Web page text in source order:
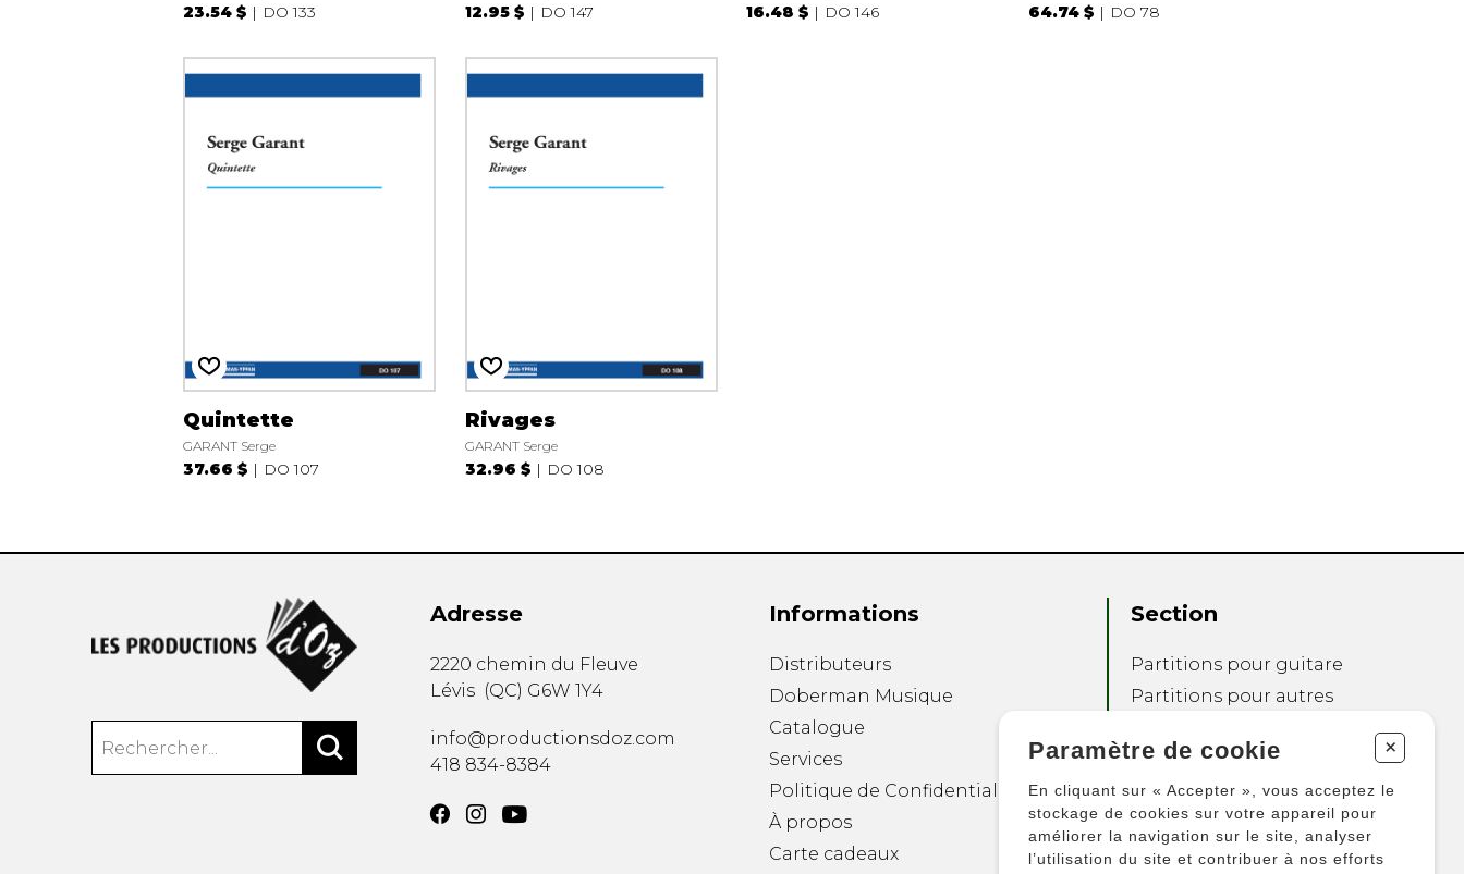
23.54 $ DO 133 12.95 $ DO 147 16.48 $ DO 146 64.74 $ DO 78
Quintette
GARANT Serge
37.66 $ DO 107
Rivages
GARANT Serge
32.96 $ DO 108
Adresse
2220 chemin du Fleuve
Lévis (QC) G6W 1Y4
info@productionsdoz.com
418 834-8384
Informations
Distributeurs
Doberman Musique
Catalogue
Services
Politique de Confidentialité
À propos
Carte cadeaux
Section
Partitions pour guitare
Partitions pour autres
Partitions pour
ensembles
Autres produits
Paramètre de cookie +
En cliquant sur « Accepter », vous acceptez le
stockage de cookies sur votre appareil pour
améliorer la navigation sur le site, analyser
l’utilisation du site et contribuer à nos efforts